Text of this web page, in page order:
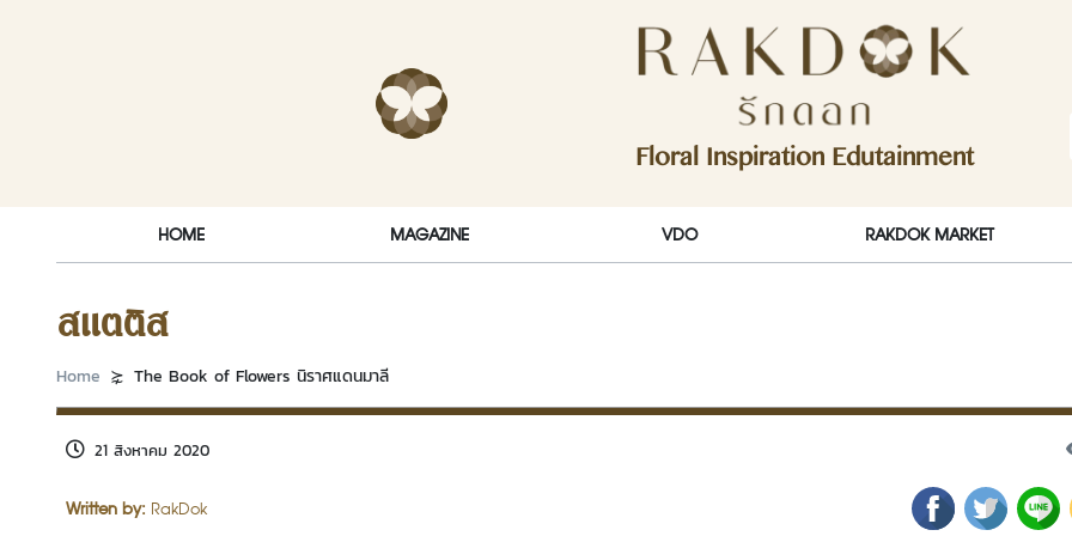
Floral Inspiration Edutainment
HOME MAGAZINE VDO RAKDOK MARKET
สแตติส
Home The Book of Flowers นิราศแดนมาลี
Written by: RakDok
21 สิงหาคม 2020